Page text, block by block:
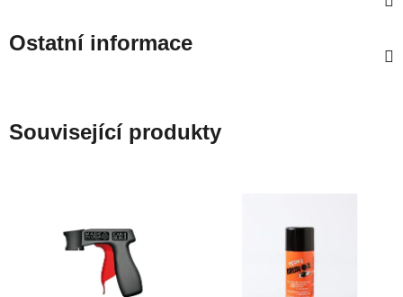
Ostatní informace
Související produkty